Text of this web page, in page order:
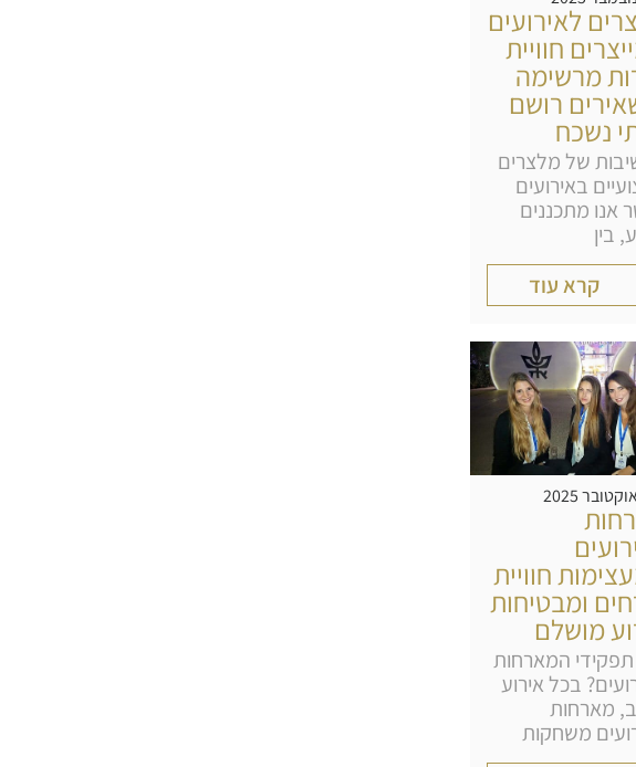
לאירועים
חוויית
מרשימה
רושם
נשכח
של מלצרים
באירועים
אנו מתכננים
בין
קרא עוד
חוויית
ומבטיחות
מושלם
המארחות
בכל אירוע
מארחות
משחקות